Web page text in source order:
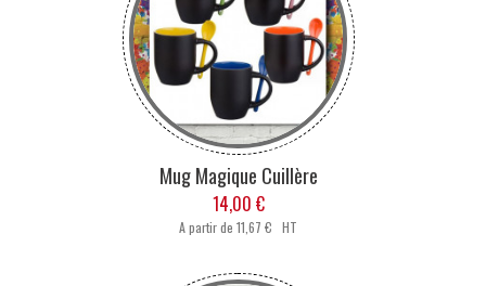
Mug Magique Cuillère
14,00 €
A partir de11,67 € HT